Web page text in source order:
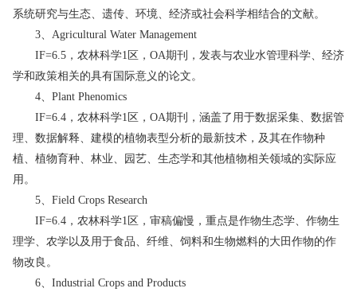
系统研究与生态、遗传、环境、经济或社会科学相结合的文献。
3、Agricultural Water Management
IF=6.5，农林科学1区，OA期刊，发表与农业水管理科学、经济
学和政策相关的具有国际意义的论文。
4、Plant Phenomics
IF=6.4，农林科学1区，OA期刊，涵盖了用于数据采集、数据管
理、数据解释、建模的植物表型分析的最新技术，及其在作物种
植、植物育种、林业、园艺、生态学和其他植物相关领域的实际应
用。
5、Field Crops Research
IF=6.4，农林科学1区，审稿偏慢，重点是作物生态学、作物生
理学、农学以及用于食品、纤维、饲料和生物燃料的大田作物的作
物改良。
6、Industrial Crops and Products